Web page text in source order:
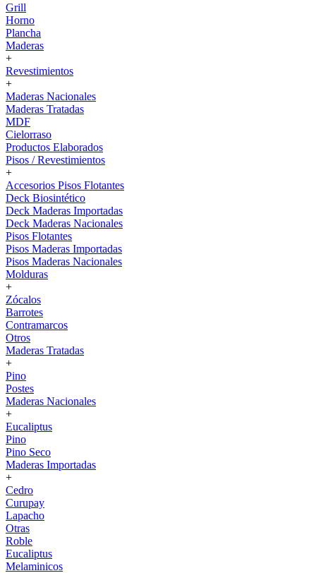
Grill
Horno
Plancha
Maderas
+
Revestimientos
+
Maderas Nacionales
Maderas Tratadas
MDF
Cielorraso
Productos Elaborados
Pisos / Revestimientos
+
Accesorios Pisos Flotantes
Deck Biosintético
Deck Maderas Importadas
Deck Maderas Nacionales
Pisos Flotantes
Pisos Maderas Importadas
Pisos Maderas Nacionales
Molduras
+
Zócalos
Barrotes
Contramarcos
Otros
Maderas Tratadas
+
Pino
Postes
Maderas Nacionales
+
Eucaliptus
Pino
Pino Seco
Maderas Importadas
+
Cedro
Curupay
Lapacho
Otras
Roble
Eucaliptus
Melaminicos